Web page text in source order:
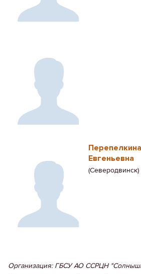
Евгеньевна
(Северодвинск)
Организация: ГБСУ АО ССРЦН